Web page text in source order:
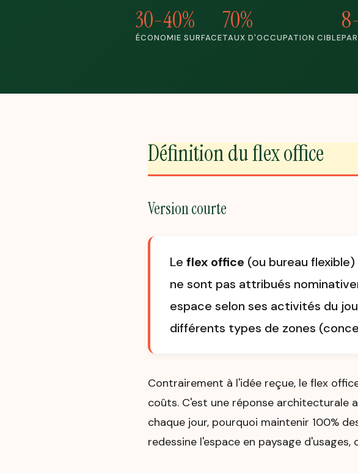
30-40%
ÉCONOMIE SURFACE
70%
TAUX D'OCCUPATION CIBLE
Définition du flex office
Version courte
Le flex office (ou bureau
ne sont pas attribués
espace selon ses activités du
différents types de zones
Contrairement à l'idée reçue, le flex
coûts. C'est une réponse architecturale
chaque jour, pourquoi maintenir 100%
redessine l'espace en paysage